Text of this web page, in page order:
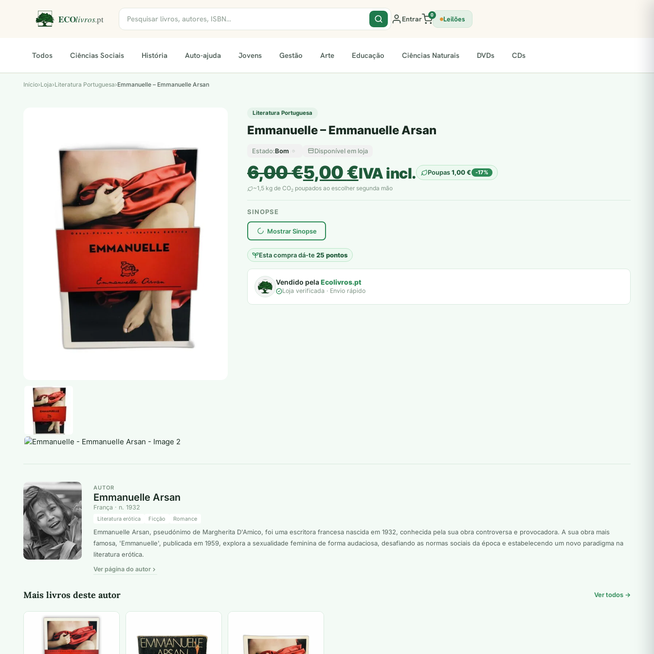
Entrar 0 Leilões
Todos Ciências Sociais História Auto-ajuda Jovens Gestão Arte Educação Ciências Naturais DVDs CDs
Início›Loja›Literatura Portuguesa›Emmanuelle – Emmanuelle Arsan
Literatura Portuguesa
Emmanuelle – Emmanuelle Arsan
Estado:Bom Disponível em loja
6,00€
O
preço
original
era:
6,00 €.
5,00€
O
preço
atual
é:
5,00 €.
IVA incl. Poupas1,00€ -17%
~1,5 kg de CO2 poupados ao escolher segunda mão
SINOPSE
Mostrar Sinopse
Esta compra dá-te25 pontos
plantar árvores reais
Vendido pelaEcolivros.pt
Loja verificada · Envio rápido
AUTOR
Emmanuelle Arsan
França · n. 1932
Literatura erótica Ficção Romance
Emmanuelle Arsan, pseudónimo de Margherita D'Amico, foi uma escritora francesa nascida em 1932, conhecida pela sua obra controversa e provocadora. A sua obra mais
famosa, 'Emmanuelle', publicada em 1959, explora a sexualidade feminina de forma audaciosa, desafiando as normas sociais da época e estabelecendo um novo paradigma na
literatura erótica.
Ver página do autor
Mais livros deste autor Ver todos →